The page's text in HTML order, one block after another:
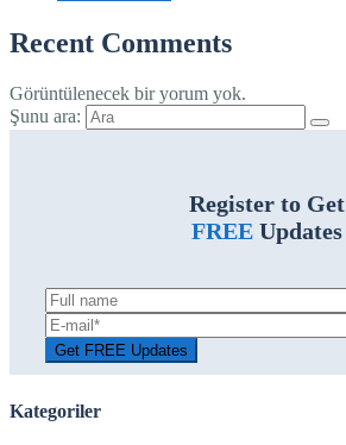
Recent Comments
Görüntülenecek bir yorum yok.
Şunu ara:
Register to Get
FREEUpdates
Kategoriler